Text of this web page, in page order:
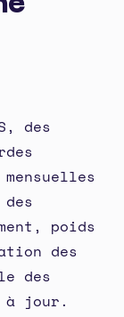
des
poids
des
des
à jour.